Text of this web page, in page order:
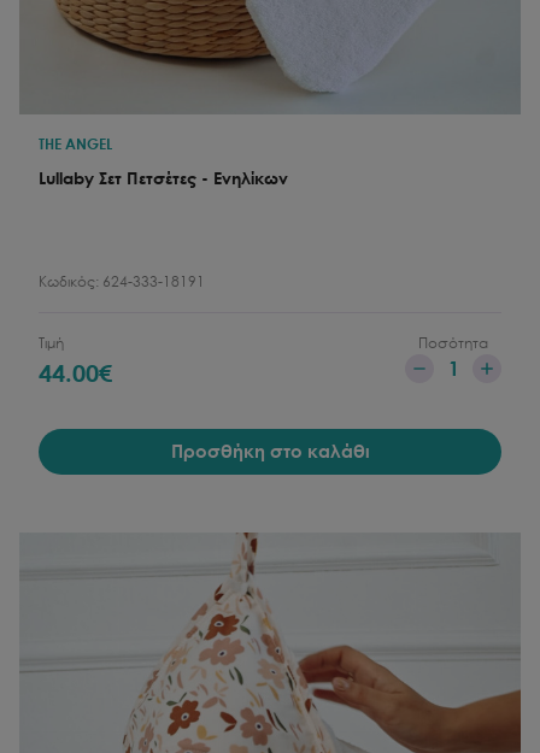
THE ANGEL
Lullaby Σετ Πετσέτες - Ενηλίκων
Κωδικός: 624-333-18191
Τιμή
44.00€
Ποσότητα
1
Προσθήκη στο καλάθι